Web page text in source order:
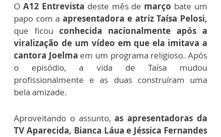
O A12 Entrevista deste mês de março bate um
papo com aapresentadora e atriz Taísa Pelosi,
que ficou conhecida nacionalmente após a
viralização de um vídeo em que ela imitava a
cantora Joelma em um programa religioso. Após
o episódio, a vida de Taísa mudou
profissionalmente e as duas construíram uma
bela amizade.
Aproveitando o assunto,as apresentadoras da
TV Aparecida, Bianca Láua e Jéssica Fernandes